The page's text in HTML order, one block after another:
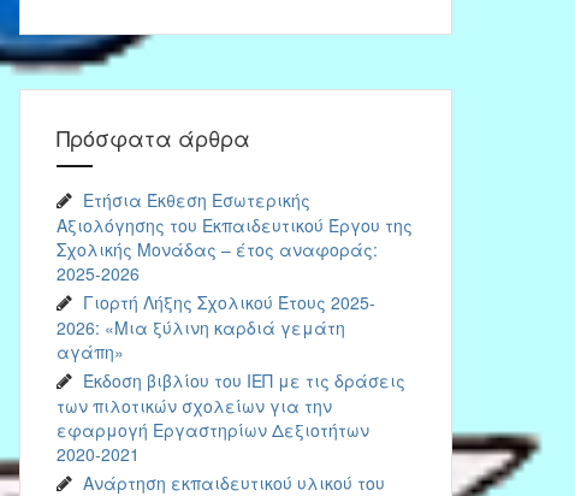
Πρόσφατα άρθρα
Ετήσια Έκθεση Εσωτερικής
Αξιολόγησης του Εκπαιδευτικού Έργου της
Σχολικής Μονάδας – έτος αναφοράς:
2025-2026
Γιορτή Λήξης Σχολικού Έτους 2025-
2026: «Μια ξύλινη καρδιά γεμάτη
αγάπη»
Έκδοση βιβλίου του ΙΕΠ με τις δράσεις
των πιλοτικών σχολείων για την
εφαρμογή Εργαστηρίων Δεξιοτήτων
2020-2021
Ανάρτηση εκπαιδευτικού υλικού του